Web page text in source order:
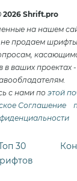
2026 Shrift.pro
на нашем
продаем шрифты
ваших проектах
с нами по этой
Соглашение
30